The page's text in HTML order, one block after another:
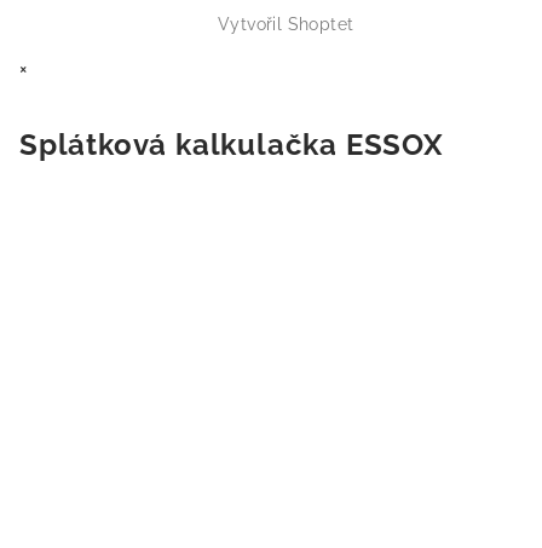
Vytvořil Shoptet
×
Splátková kalkulačka ESSOX